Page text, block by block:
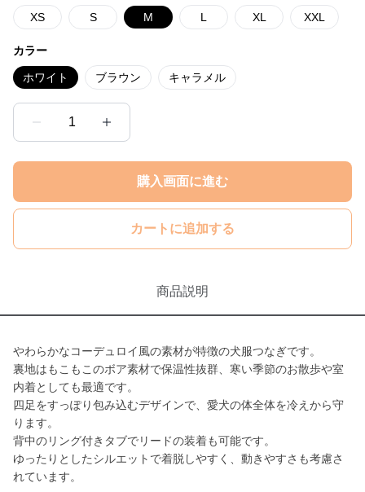
XS S M L XL XXL
カラー
ホワイト ブラウン キャラメル
1
購入画面に進む
カートに追加する
商品説明
やわらかなコーデュロイ風の素材が特徴の犬服つなぎです。
裏地はもこもこのボア素材で保温性抜群、寒い季節のお散歩や室
内着としても最適です。
四足をすっぽり包み込むデザインで、愛犬の体全体を冷えから守
ります。
背中のリング付きタブでリードの装着も可能です。
ゆったりとしたシルエットで着脱しやすく、動きやすさも考慮さ
れています。